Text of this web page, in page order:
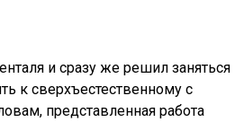
и сразу же решил заняться
к сверхъестественному с
представленная работа